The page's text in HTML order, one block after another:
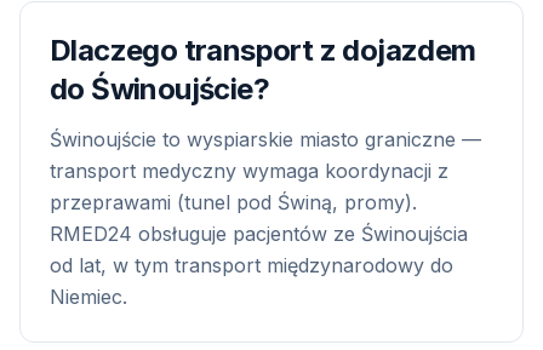
Dlaczego transport z dojazdem
do Świnoujście?
Świnoujście to wyspiarskie miasto graniczne —
transport medyczny wymaga koordynacji z
przeprawami (tunel pod Świną, promy).
RMED24 obsługuje pacjentów ze Świnoujścia
od lat, w tym transport międzynarodowy do
Niemiec.